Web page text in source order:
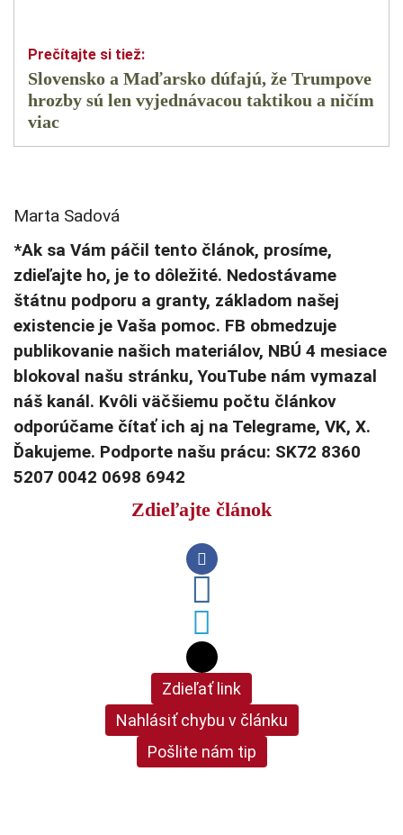
Slovensko a Maďarsko dúfajú, že Trumpove
hrozby sú len vyjednávacou taktikou a ničím
viac
Marta Sadová
*Ak sa Vám páčil tento článok, prosíme,
zdieľajte ho, je to dôležité. Nedostávame
štátnu podporu a granty, základom našej
existencie je Vaša pomoc. FB obmedzuje
publikovanie našich materiálov, NBÚ 4 mesiace
blokoval našu stránku, YouTube nám vymazal
náš kanál. Kvôli väčšiemu počtu článkov
odporúčame čítať ich aj na Telegrame, VK, X.
Ďakujeme. Podporte našu prácu: SK72 8360
5207 0042 0698 6942
Zdieľajte článok
Zdieľať link
Nahlásiť chybu v článku
Pošlite nám tip